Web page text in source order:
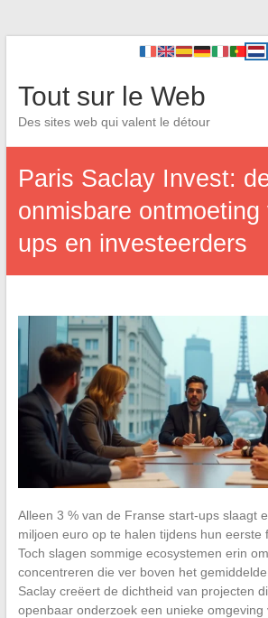
Tout sur le Web
Des sites web qui valent le détour
Paris Saclay Invest:
onmisbare
ups en investeerders
Alleen 3 % van de Franse start-ups slaagt
miljoen euro op te halen tijdens hun eerste
Toch slagen sommige ecosystemen erin
concentreren die ver boven het
Saclay creëert de dichtheid van projecten
openbaar onderzoek een unieke